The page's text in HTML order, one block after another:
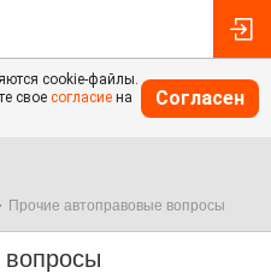
cookie-файлы.
свое согласие на
Согласен
Прочие автоправовые вопросы